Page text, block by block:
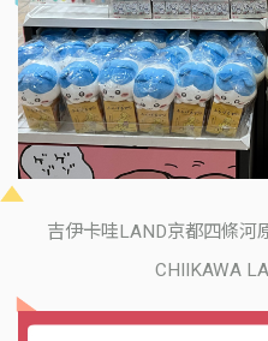
吉伊卡哇LAND京都四條河
CHIIKAWA